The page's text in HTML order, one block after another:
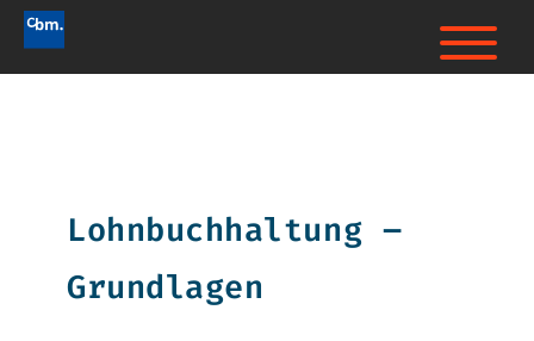
Lohnbuchhaltung –
Grundlagen